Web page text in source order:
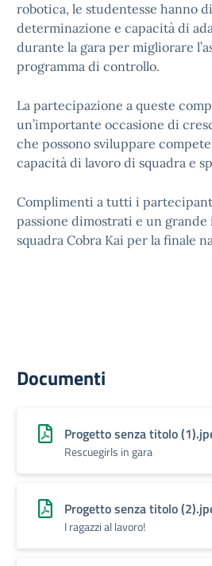
robotica, le studentesse hanno
determinazione e capacità di
durante la gara per migliorare
programma di controllo.
La partecipazione a queste
un’importante occasione di
che possono sviluppare
capacità di lavoro di squadra e
Complimenti a tutti i
passione dimostrati e un grande
squadra Cobra Kai per la finale
Documenti
Progetto senza titolo
Rescuegirls in gara
Progetto senza titolo
I ragazzi al lavoro!